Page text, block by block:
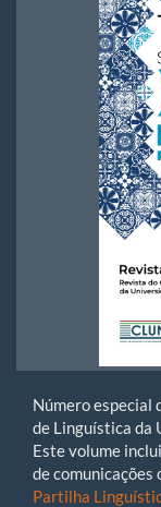
Número especial
de Linguística da
Este volume
de comunicações
Partilha